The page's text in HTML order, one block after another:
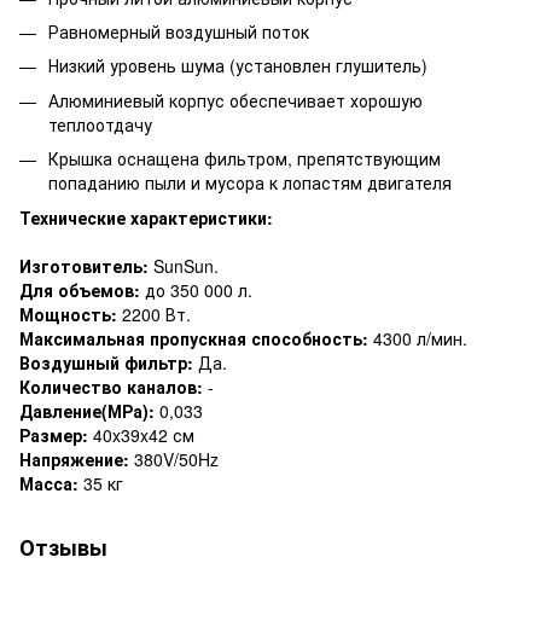
Равномерный воздушный поток
Низкий уровень шума (установлен глушитель)
Алюминиевый корпус обеспечивает хорошую
теплоотдачу
Крышка оснащена фильтром, препятствующим
попаданию пыли и мусора к лопастям двигателя
Технические характеристики:
Изготовитель: SunSun.
Для объемов: до 350 000 л.
Мощность: 2200 Вт.
Максимальная пропускная способность: 4300 л/мин.
Воздушный фильтр: Да.
Количество каналов: -
Давление(МРа): 0,033
Размер: 40x39x42 см
Напряжение: 380V/50Hz
Масса: 35 кг
Отзывы